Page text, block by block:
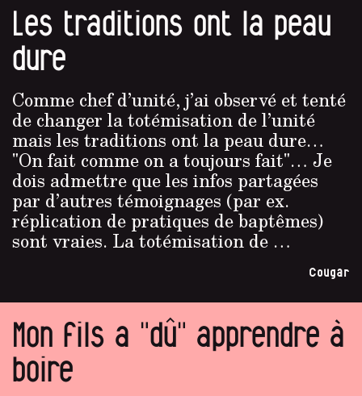
Les traditions ont la peau
dure
Comme chef d’unité, j’ai observé et tenté
de changer la totémisation de l’unité
mais les traditions ont la peau dure…
"On fait comme on a toujours fait"… Je
dois admettre que les infos partagées
par d’autres témoignages (par ex.
réplication de pratiques de baptêmes)
sont vraies. La totémisation de …
Cougar
Mon fils a "dû" apprendre à
boire